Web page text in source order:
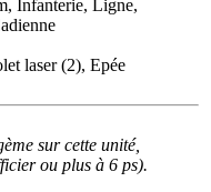
Infanterie, Ligne,
laser (2), Epée
sur cette unité,
ou plus à 6 ps).